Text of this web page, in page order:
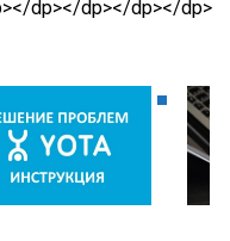
dp></dp></dp></dp>